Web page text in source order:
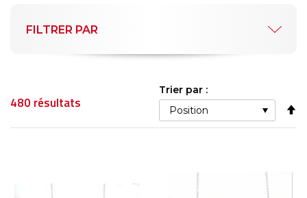
480 résultats
Trier par :
FILTRER PAR